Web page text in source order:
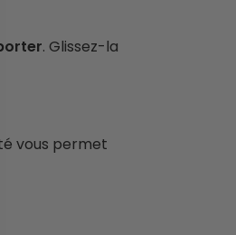
. Glissez-la
vous permet